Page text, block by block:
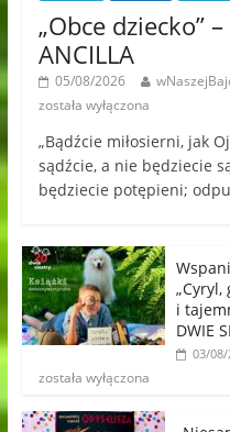
„Obce dziecko”
ANCILLA
05/08/2026
została wyłączona
„Bądźcie miłosierni, jak
sądźcie, a nie będziecie
będziecie potępieni;
„Cyryl,
i
DWIE
03/08/
została wyłączona